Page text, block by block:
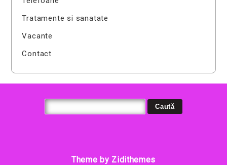
Tratamente si sanatate
Vacante
Contact
Theme by Zidithemes